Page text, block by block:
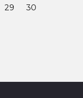
29
30